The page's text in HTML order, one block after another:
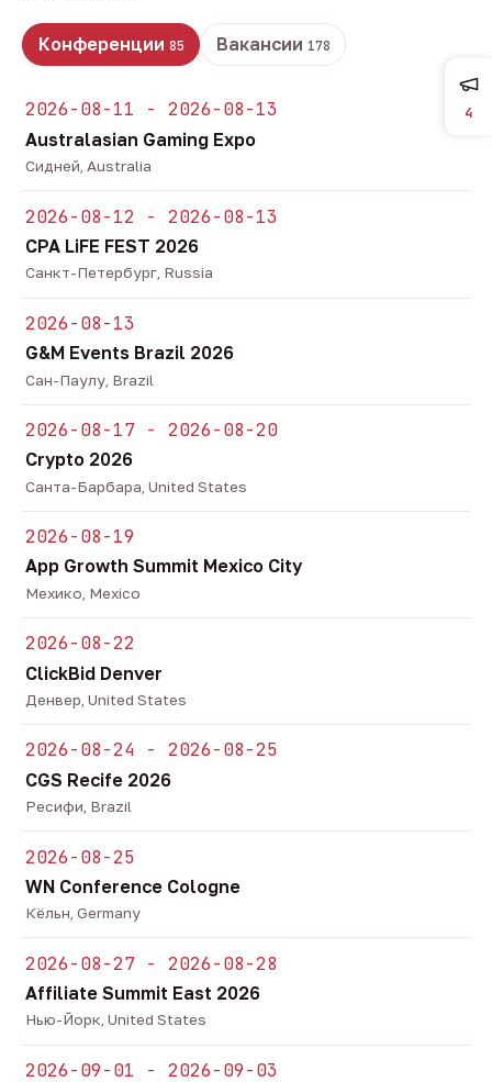
Конференции 85 Вакансии 178
2026-08-11 - 2026-08-13
Australasian Gaming Expo
Сидней, Australia
2026-08-12 - 2026-08-13
CPA LiFE FEST 2026
Санкт-Петербург, Russia
2026-08-13
G&M Events Brazil 2026
Сан-Паулу, Brazil
2026-08-17 - 2026-08-20
Crypto 2026
Санта-Барбара, United States
2026-08-19
App Growth Summit Mexico City
Мехико, Mexico
2026-08-22
ClickBid Denver
Денвер, United States
2026-08-24 - 2026-08-25
CGS Recife 2026
Ресифи, Brazil
2026-08-25
WN Conference Cologne
Кёльн, Germany
2026-08-27 - 2026-08-28
Affiliate Summit East 2026
Нью-Йорк, United States
2026-09-01 - 2026-09-03
4